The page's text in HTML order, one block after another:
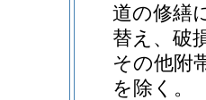
道の修繕
替え、破
その他附
を除く。